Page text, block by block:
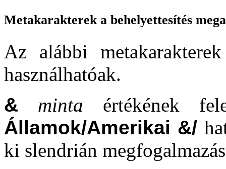
Metakarakterek a behelyettesítés
Az alábbi
használhatóak.
&
minta értékének
Államok/Amerikai &/
ki slendrián